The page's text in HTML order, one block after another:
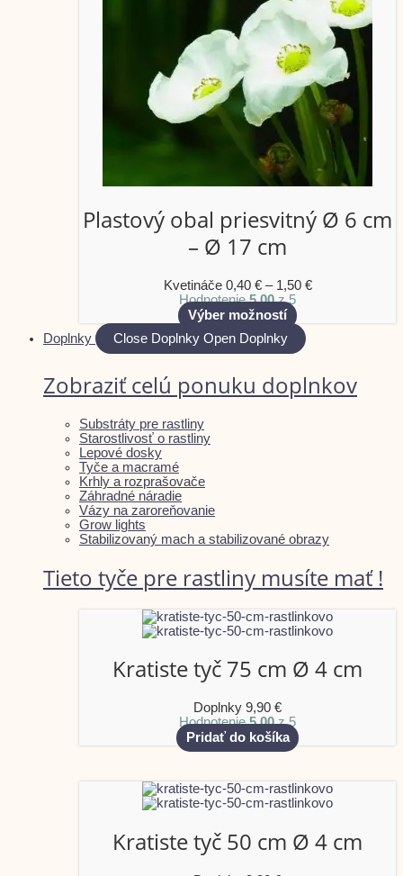
Plastový obal priesvitný Ø 6 cm
– Ø 17 cm
Kvetináče 0,40 € – 1,50 €
Hodnotenie5.00z 5
Výber možností
Doplnky
Close Doplnky Open Doplnky
Zobraziť celú ponuku doplnkov
Substráty pre rastliny
Starostlivosť o rastliny
Lepové dosky
Tyče a macramé
Krhly a rozprašovače
Záhradné náradie
Vázy na zaroreňovanie
Grow lights
Stabilizovaný mach a stabilizované obrazy
Tieto tyče pre rastliny musíte mať !
Kratiste tyč 75 cm Ø 4 cm
Doplnky 9,90 €
Hodnotenie5.00z 5
Pridať do košíka
Kratiste tyč 50 cm Ø 4 cm